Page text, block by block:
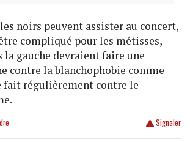
noirs peuvent assister au concert,
compliqué pour les métisses,
la gauche devraient faire une
contre la blanchophobie comme
fait régulièrement contre le
Signaler